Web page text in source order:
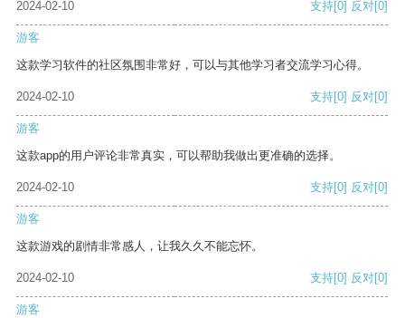
2024-02-10 支持[0] 反对[0]
游客
这款学习软件的社区氛围非常好，可以与其他学习者交流学习心得。
2024-02-10 支持[0] 反对[0]
游客
这款app的用户评论非常真实，可以帮助我做出更准确的选择。
2024-02-10 支持[0] 反对[0]
游客
这款游戏的剧情非常感人，让我久久不能忘怀。
2024-02-10 支持[0] 反对[0]
游客